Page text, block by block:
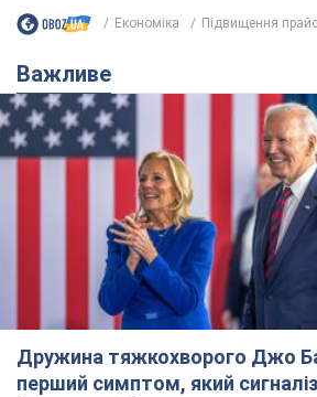
Економіка Підвищення
Важливе
Дружина тяжкохворого Джо
перший симптом, який